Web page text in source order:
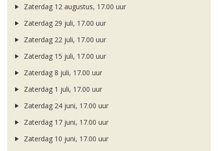
Zaterdag 12 augustus, 17.00 uur
Zaterdag 29 juli, 17.00 uur
Zaterdag 22 juli, 17.00 uur
Zaterdag 15 juli, 17.00 uur
Zaterdag 8 juli, 17.00 uur
Zaterdag 1 juli, 17.00 uur
Zaterdag 24 juni, 17.00 uur
Zaterdag 17 juni, 17.00 uur
Zaterdag 10 juni, 17.00 uur